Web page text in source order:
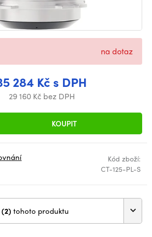
284 Kč s DPH
29 160 Kč bez DPH
KOUPIT
na dotaz
Kód zboží:
CT-125-PL-S
Další varianty (2) tohoto produktu